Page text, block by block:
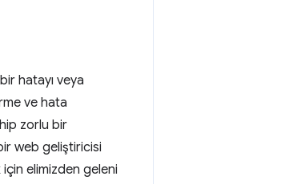
hatayı veya
ve hata
zorlu bir
web geliştiricisi
elimizden geleni